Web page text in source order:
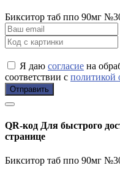
Бикситор таб ппо 90мг
Я даю согласие на
соответствии с политикой
Отправить
QR-код Для быстрого
странице
Бикситор таб ппо 90мг